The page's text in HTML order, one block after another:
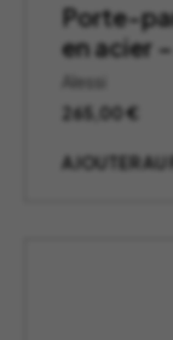
Porte-
en acier
Alessi
265,00€
AJOUTER AU